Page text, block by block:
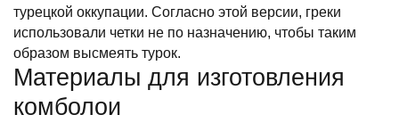
турецкой оккупации. Согласно этой версии, греки
использовали четки не по назначению, чтобы таким
образом высмеять турок.
Материалы для изготовления
комболои